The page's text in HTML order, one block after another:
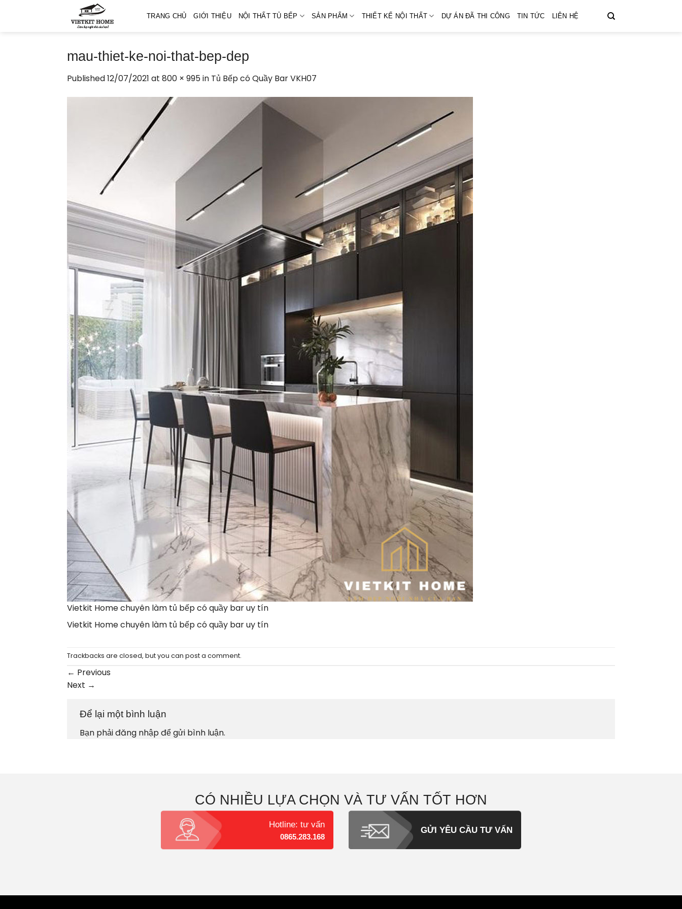
TRANG CHỦ GIỚI THIỆU NỘI THẤT TỦ BẾP SẢN PHẨM THIẾT KẾ NỘI THẤT DỰ ÁN ĐÃ THI CÔNG TIN TỨC LIÊN HỆ
mau-thiet-ke-noi-that-bep-dep
Published12/07/2021 at 800 × 995in Tủ Bếp có Quầy Bar VKH07
Vietkit Home chuyên làm tủ bếp có quầy bar uy tín
Vietkit Home chuyên làm tủ bếp có quầy bar uy tín
Trackbacks are closed, but you can post a comment.
← Previous
Next →
Để lại một bình luận
Bạn phảiđăng nhậpđể gửi bình luận.
CÓ NHIỀU LỰA CHỌN VÀ TƯ VẤN TỐT HƠN
Hotline: tư vấn
0865.283.168
GỬI YÊU CẦU TƯ VẤN